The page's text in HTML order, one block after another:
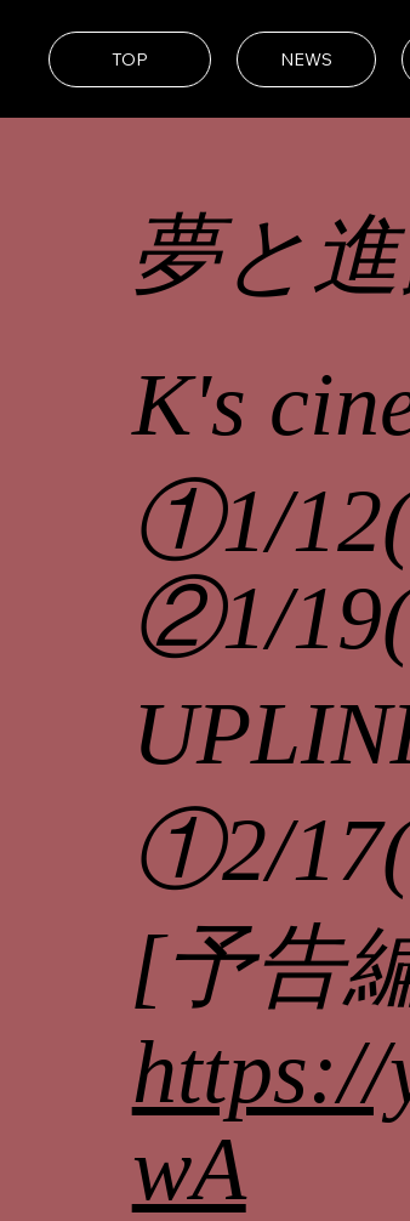
TOP NEWS
夢と
K's
①1/
②1/
①2/
[予告
https://
wA